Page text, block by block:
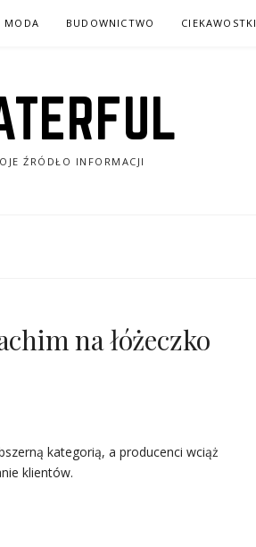
MODA BUDOWNICTWO CIEKAWOSTKI
ŹRÓDŁO INFORMACJI
na łóżeczko
kategorią, a producenci wciąż
klientów.